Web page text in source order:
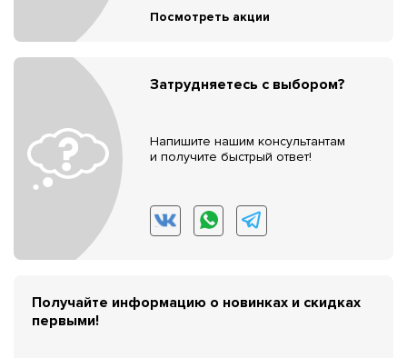
Посмотреть акции
Затрудняетесь с выбором?
Напишите нашим консультантам
и получите быстрый ответ!
Получайте информацию о новинках и скидках
первыми!